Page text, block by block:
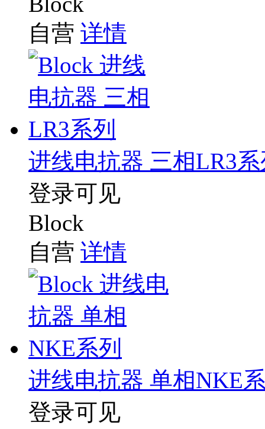
自营 详情
进线电抗器 三相LR3
登录可见
Block
自营 详情
进线电抗器 单相NKE
登录可见